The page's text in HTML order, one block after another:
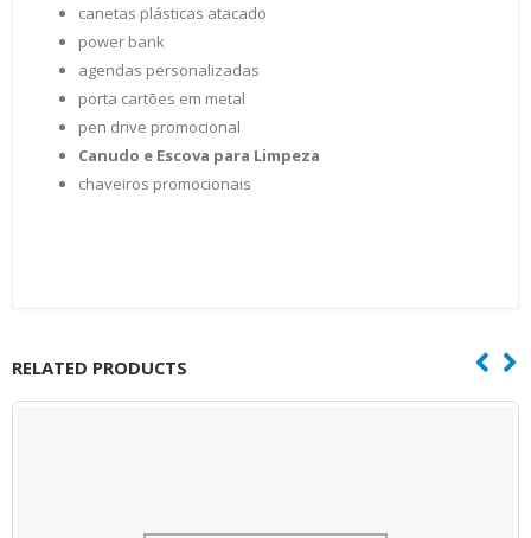
canetas plásticas atacado
power bank
agendas personalizadas
porta cartões em metal
pen drive promocional
Canudo e Escova para Limpeza
chaveiros promocionais
RELATED PRODUCTS